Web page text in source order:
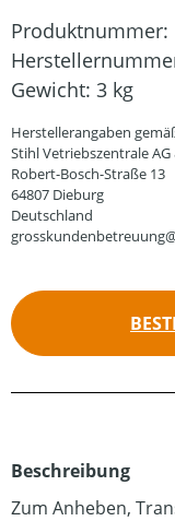
Produktnummer:
Gewicht: 3 kg
Herstellerangaben
Stihl Vetriebszentrale AG
Robert-Bosch-Straße 13
64807 Dieburg
Deutschland
Beschreibung
Zum Anheben,